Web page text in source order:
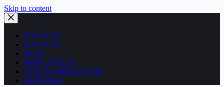
Skip to content
POČETNA
KATALOG
BLOG
PRIKLJUČI SE
UPIT ZA PROIZVODE
KONTAKT